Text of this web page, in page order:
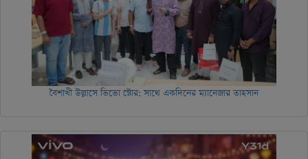
বৈশাখী উল্লাসে ভিভো স্টোর: সাথে একদিনের ম্যানেজার তাহসান